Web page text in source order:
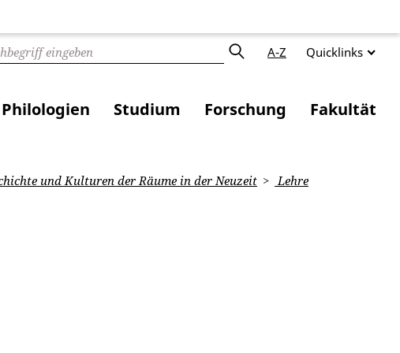
A-Z Quicklinks
Studium Forschung Fakultät
und Kulturen der Räume in der Neuzeit
Lehre